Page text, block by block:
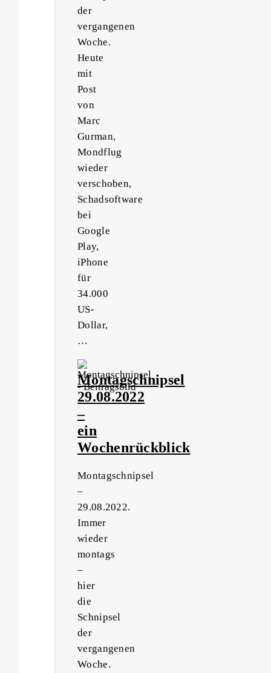
der
vergangenen
Woche.
Heute
mit
Post
von
Marc
Gurman,
Mondflug
wieder
verschoben,
Schadsoftware
bei
Google
Play,
iPhone
für
34.000
US-
Dollar,
…
Montagschnipsel
29.08.2022
–
ein
Wochenrückblick
Montagschnipsel
–
29.08.2022.
Immer
wieder
montags
–
hier
die
Schnipsel
der
vergangenen
Woche.